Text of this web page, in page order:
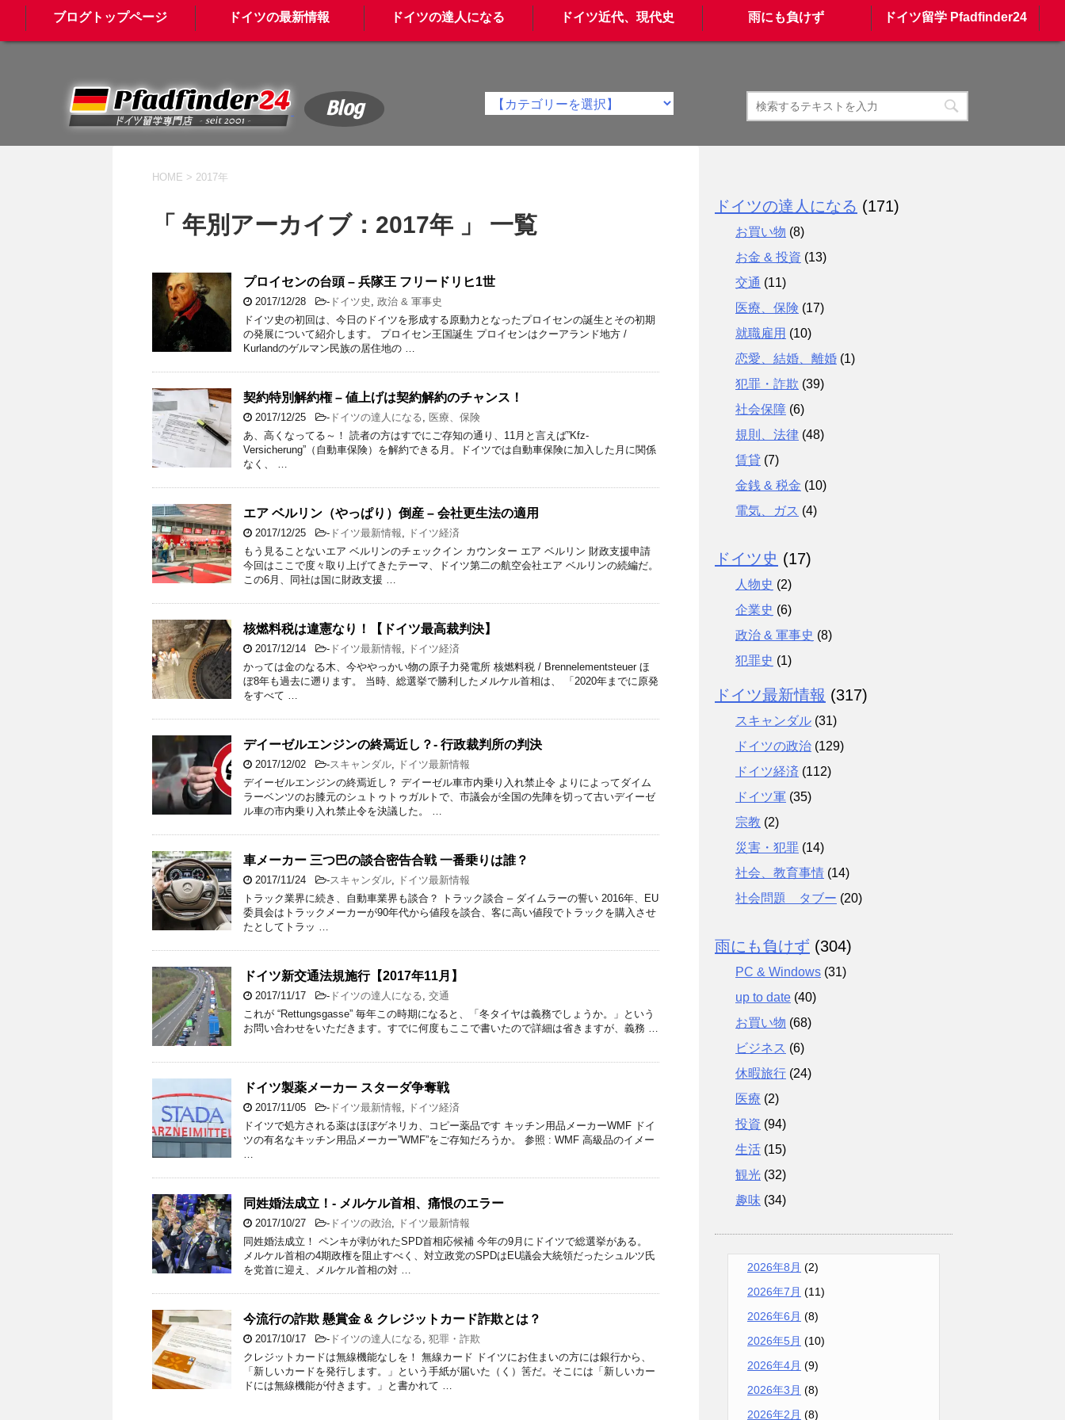
ブログトップページ ドイツの最新情報 ドイツの達人になる ドイツ近代、現代史 雨にも負けず ドイツ留学 Pfadfinder24
Blog
HOME > 2017年
「 年別アーカイブ：2017年 」 一覧
プロイセンの台頭 – 兵隊王 フリードリヒ1世
2017/12/28 - ドイツ史
政治 & 軍事史
ドイツ史の初回は、今日のドイツを形成する原動力となったプロイセンの誕生とその初期
の発展について紹介します。 プロイセン王国誕生 プロイセンはクーアランド地方 /
Kurlandのゲルマン民族の居住地の …
契約特別解約権 – 値上げは契約解約のチャンス！
2017/12/25 - ドイツの達人になる
医療、保険
あ、高くなってる～！ 読者の方はすでにご存知の通り、11月と言えば”Kfz-
Versicherung”（自動車保険）を解約できる月。ドイツでは自動車保険に加入した月に関係
なく、 …
エア ベルリン（やっぱり）倒産 – 会社更生法の適用
2017/12/25 - ドイツ最新情報
ドイツ経済
もう見ることないエア ベルリンのチェックイン カウンター エア ベルリン 財政支援申請
今回はここで度々取り上げてきたテーマ、ドイツ第二の航空会社エア ベルリンの続編だ。
この6月、同社は国に財政支援 …
核燃料税は違憲なり！【ドイツ最高裁判決】
2017/12/14 - ドイツ最新情報
ドイツ経済
かっては金のなる木、今ややっかい物の原子力発電所 核燃料税 / Brennelementsteuer ほ
ぼ8年も過去に遡ります。 当時、総選挙で勝利したメルケル首相は、 「2020年までに原発
をすべて …
デイーゼルエンジンの終焉近し？- 行政裁判所の判決
2017/12/02 -スキャンダル
ドイツ最新情報
デイーゼルエンジンの終焉近し？ デイーゼル車市内乗り入れ禁止令 よりによってダイム
ラーベンツのお膝元のシュトゥトゥガルトで、市議会が全国の先陣を切って古いデイーゼ
ル車の市内乗り入れ禁止令を決議した。 …
車メーカー 三つ巴の談合密告合戦 一番乗りは誰？
2017/11/24 -スキャンダル
ドイツ最新情報
トラック業界に続き、自動車業界も談合？ トラック談合 – ダイムラーの誓い 2016年、EU
委員会はトラックメーカーが90年代から値段を談合、客に高い値段でトラックを購入させ
たとしてトラッ …
ドイツ新交通法規施行【2017年11月】
2017/11/17 - ドイツの達人になる 交通
これが “Rettungsgasse” 毎年この時期になると、「冬タイヤは義務でしょうか。」という
お問い合わせをいただきます。すでに何度もここで書いたので詳細は省きますが、義務 …
ドイツ製薬メーカー スターダ争奪戦
2017/11/05 - ドイツ最新情報
ドイツ経済
ドイツで処方される薬はほぼゲネリカ、コピー薬品です キッチン用品メーカーWMF ドイ
ツの有名なキッチン用品メーカー”WMF”をご存知だろうか。 参照 : WMF 高級品のイメー
同姓婚法成立！- メルケル首相、痛恨のエラー
2017/10/27 - ドイツの政治
ドイツ最新情報
同姓婚法成立！ ペンキが剥がれたSPD首相応候補 今年の9月にドイツで総選挙がある。
メルケル首相の4期政権を阻止すべく、対立政党のSPDはEU議会大統領だったシュルツ氏
を党首に迎え、メルケル首相の対 …
今流行の詐欺 懸賞金 & クレジットカード詐欺とは？
2017/10/17 - ドイツの達人になる 犯罪・詐欺
クレジットカードは無線機能なしを！ 無線カード ドイツにお住まいの方には銀行から、
「新しいカードを発行します。」という手紙が届いた（く）筈だ。そこには「新しいカー
ドには無線機能が付きます。」と書かれて …
ドイツの達人になる (171)
お買い物 (8)
お金 & 投資 (13)
交通 (11)
医療、保険 (17)
就職雇用 (10)
恋愛、結婚、離婚 (1)
犯罪・詐欺 (39)
社会保障 (6)
規則、法律 (48)
賃貸 (7)
金銭 & 税金 (10)
電気、ガス (4)
ドイツ史 (17)
人物史 (2)
企業史 (6)
政治 & 軍事史 (8)
犯罪史 (1)
ドイツ最新情報 (317)
スキャンダル (31)
ドイツの政治 (129)
ドイツ経済 (112)
ドイツ軍 (35)
宗教 (2)
災害・犯罪 (14)
社会、教育事情 (14)
社会問題 タブー (20)
雨にも負けず (304)
PC & Windows (31)
up to date (40)
お買い物 (68)
ビジネス (6)
休暇旅行 (24)
医療 (2)
投資 (94)
生活 (15)
観光 (32)
趣味 (34)
2026年8月 (2)
2026年7月 (11)
2026年6月 (8)
2026年5月 (10)
2026年4月 (9)
2026年3月 (8)
2026年2月 (8)